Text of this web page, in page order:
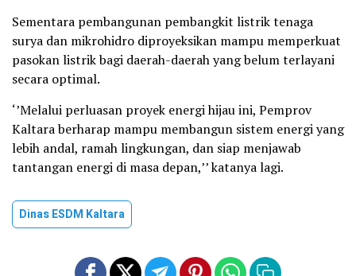
Sementara pembangunan pembangkit listrik tenaga
surya dan mikrohidro diproyeksikan mampu memperkuat
pasokan listrik bagi daerah-daerah yang belum terlayani
secara optimal.
‘’Melalui perluasan proyek energi hijau ini, Pemprov
Kaltara berharap mampu membangun sistem energi yang
lebih andal, ramah lingkungan, dan siap menjawab
tantangan energi di masa depan,’’ katanya lagi.
Dinas ESDM Kaltara